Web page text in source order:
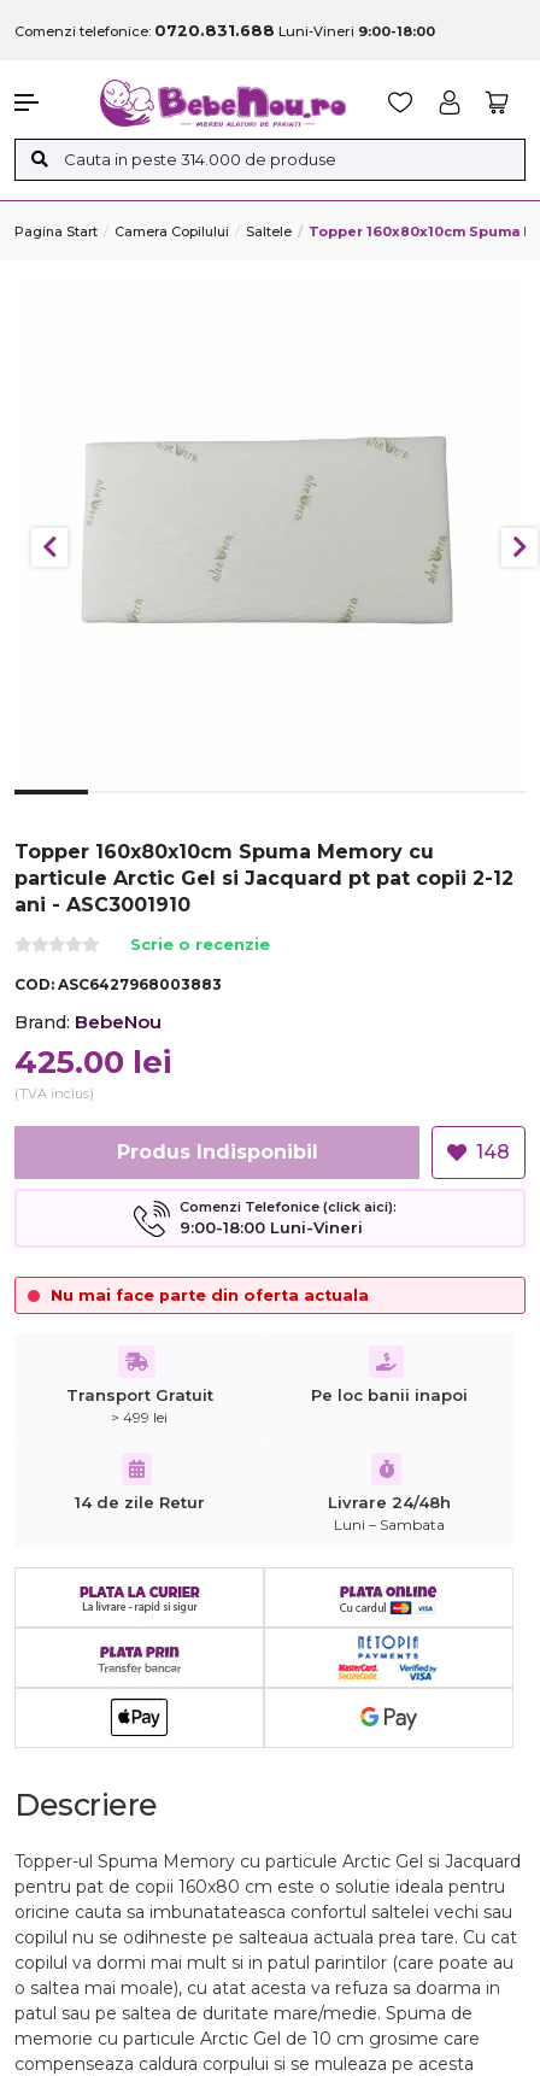
Comenzi telefonice: 0720.831.688 Luni-Vineri 9:00-18:00
Pagina Start Camera Copilului Saltele Topper 160x80x10cm Spuma
Topper 160x80x10cm Spuma Memory cu
particule Arctic Gel si Jacquard pt pat copii 2-12
ani - ASC3001910
Scrie o recenzie
COD: ASC6427968003883
Brand: BebeNou
425.00 lei
(TVA inclus)
Produs Indisponibil 148
Comenzi Telefonice (click aici):
9:00-18:00 Luni-Vineri
Nu mai face parte din oferta actuala
Transport Gratuit
> 499 lei
Pe loc banii inapoi
14 de zile Retur Livrare 24/48h
Luni – Sambata
Descriere
Topper-ul Spuma Memory cu particule Arctic Gel si Jacquard
pentru pat de copii 160x80 cm este o solutie ideala pentru
oricine cauta sa imbunatateasca confortul saltelei vechi sau
copilul nu se odihneste pe salteaua actuala prea tare. Cu cat
copilul va dormi mai mult si in patul parintilor (care poate au
o saltea mai moale), cu atat acesta va refuza sa doarma in
patul sau pe saltea de duritate mare/medie. Spuma de
memorie cu particule Arctic Gel de 10 cm grosime care
compenseaza caldura corpului si se muleaza pe acesta